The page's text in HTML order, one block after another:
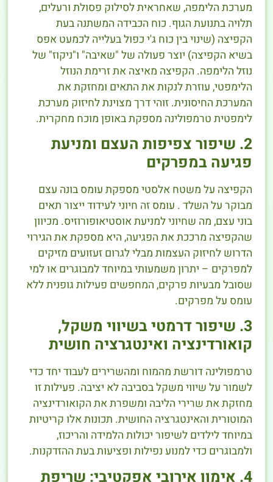
מערכת הלימפה, שאחראית לסילוק פסולת ורעלים,
תלויה בתנועת הגוף. כוח הכבידה המשתנה בעת
הקפיצה (שינוי בין כוח ג'י כפול בעלייה לכמעט אפס
בשיא הקפיצה) יוצר פעולה של "שאיבה" ו"ניקוז" של
נוזל הלימפה. הקפיצה מאיצה את זרימת הנוזל
הלימפטי, עוזרת לנקות את התאים ומחזקת את
המערכת החיסונית. זוהי דרך מצוינת לחיזוק מערכת
לימפטית טרמפולינה מספקת באופן מוכח מחקרית.
2. שיפור צפיפות העצם ומניעת
פגיעה במפרקים
הקפיצה על משטח אלסטי מספקת עומס בונה עצם
מבוקר על השלד . עומס זה חיוני לעידוד ייצור תאים
בוני עצם, מה שחיוני למניעת אוסטיאופורוזיס. מכיוון
שהקפיצה מרככת את הפגיעה, היא מספקת את הגירוי
הדרוש לחיזוק העצמות מבלי לגרום זעזועים מזיקים
למפרקים – יתרון משמעותי במיוחד למבוגרים או למי
שסובל מבעיות פרקים, המחפשים פעילות גופנית ללא
עומס על מפרקים.
3. שיפור דרמטי בשיווי משקל,
קואורדינציה ואינטגרציה חושית
טרמפולינה דורשת מהמוח ומהשרירים לעבוד יחד כדי
לשמור על שיווי משקל בסביבה לא יציבה. פעילות זו
מחזקת את שרירי הליבה ומשפרת את הקואורדינציה
המוטורית והאינטגרציה החושית. תכונות אלו קריטיות
במיוחד לילדים לשיפור יכולות הלמידה והריכוז,
ולמבוגרים כדי למנוע נפילות ופציעות בעת ההזדקנות.
4. אימון אירובי אפקטיבי: שריפת